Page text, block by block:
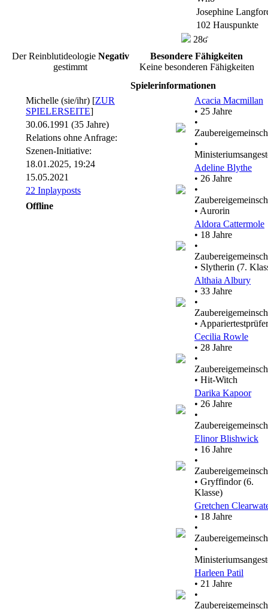
Josephine
102 Hauspunkte
28ʛ
Der Reinblutideologie Negativ
gestimmt
Besondere Fähigkeiten
Keine besonderen Fähigkeiten
Spielerinformationen
Michelle (sie/ihr) [ZUR
SPIELERSEITE]
30.06.1991 (35 Jahre)
Relations ohne Anfrage:
Szenen-Initiative:
18.01.2025, 19:24
15.05.2021
22 Inplayposts
Offline
Acacia Macmillan
• 25 Jahre
•
•
Adeline Blythe
• 26 Jahre
•
• Aurorin
Aldora Cattermole
• 18 Jahre
•
• Slytherin (7.
Althaia Albury
• 33 Jahre
•
•
Cecilia Rowle
• 28 Jahre
•
• Hit-Witch
Darika Kapoor
• 26 Jahre
•
Elinor Blishwick
• 16 Jahre
•
• Gryffindor (6.
Klasse)
Gretchen
• 18 Jahre
•
•
Harleen Patil
• 21 Jahre
•